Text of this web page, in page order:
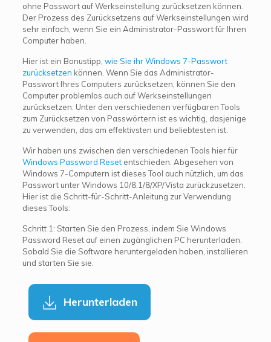
ohne Passwort auf Werkseinstellung zurücksetzen können.
Der Prozess des Zurücksetzens auf Werkseinstellungen wird
sehr einfach, wenn Sie ein Administrator-Passwort für Ihren
Computer haben.
Hier ist ein Bonustipp, wie Sie ihr Windows 7-Passwort
zurücksetzen können. Wenn Sie das Administrator-
Passwort Ihres Computers zurücksetzen, können Sie den
Computer problemlos auch auf Werkseinstellungen
zurücksetzen. Unter den verschiedenen verfügbaren Tools
zum Zurücksetzen von Passwörtern ist es wichtig, dasjenige
zu verwenden, das am effektivsten und beliebtesten ist.
Wir haben uns zwischen den verschiedenen Tools hier für
Windows Password Resetentschieden. Abgesehen von
Windows 7-Computern ist dieses Tool auch nützlich, um das
Passwort unter Windows 10/8.1/8/XP/Vista zurückzusetzen.
Hier ist die Schritt-für-Schritt-Anleitung zur Verwendung
dieses Tools:
Schritt 1: Starten Sie den Prozess, indem Sie Windows
Password Reset auf einen zugänglichen PC herunterladen.
Sobald Sie die Software heruntergeladen haben, installieren
und starten Sie sie.
Herunterladen